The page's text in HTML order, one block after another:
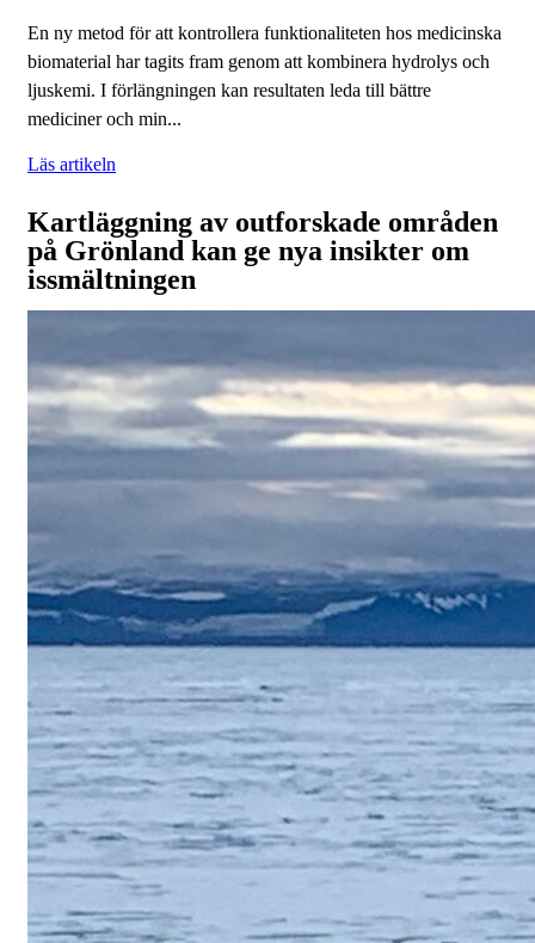
En ny metod för att kontrollera funktionaliteten hos medicinska
biomaterial har tagits fram genom att kombinera hydrolys och
ljuskemi. I förlängningen kan resultaten leda till bättre
mediciner och min...
Läs artikeln
Kartläggning av outforskade områden
på Grönland kan ge nya insikter om
issmältningen